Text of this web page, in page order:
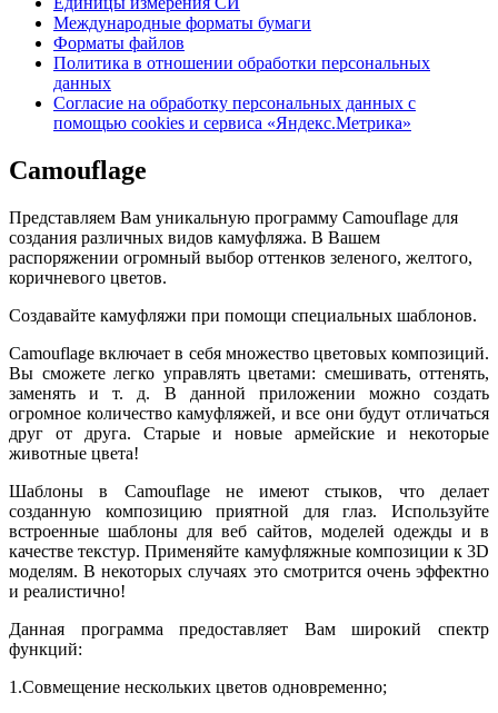
Международные форматы бумаги
Форматы файлов
Политика в отношении обработки персональных
данных
Согласие на обработку персональных данных с
помощью cookies и сервиса «Яндекс.Метрика»
Camouflage
Представляем Вам уникальную программу Camouflage для
создания различных видов камуфляжа. В Вашем
распоряжении огромный выбор оттенков зеленого, желтого,
коричневого цветов.
Создавайте камуфляжи при помощи специальных шаблонов.
Camouflage включает в себя множество цветовых композиций.
Вы сможете легко управлять цветами: смешивать, оттенять,
заменять и т. д. В данной приложении можно создать
огромное количество камуфляжей, и все они будут отличаться
друг от друга. Старые и новые армейские и некоторые
животные цвета!
Шаблоны в Camouflage не имеют стыков, что делает
созданную композицию приятной для глаз. Используйте
встроенные шаблоны для веб сайтов, моделей одежды и в
качестве текстур. Применяйте камуфляжные композиции к 3D
моделям. В некоторых случаях это смотрится очень эффектно
и реалистично!
Данная программа предоставляет Вам широкий спектр
функций:
1.Совмещение нескольких цветов одновременно;